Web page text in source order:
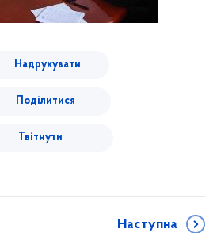
Надрукувати
Поділитися
Твітнути
Наступна